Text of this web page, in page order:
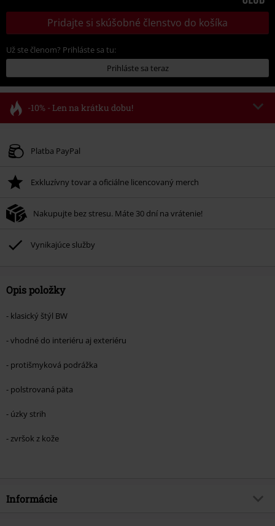
Pridajte si skúšobné členstvo do košíka
Už ste členom? Prihláste sa tu:
Prihláste sa teraz
-10% - Len na krátku dobu!
Platné do 8/11/26
Po zadaní kódu v košíku, sa zľava uplatní automaticky.
Nemožno kombinovať s inými akciovými kódmi. Zľava sa nevzťahuje na:
knihy, médiá, vstupenky, Rammstein, (Till) Lindemann, Böhse Onkelz,
ktorých kúpou podporíte nadáciu.
Platba PayPal
Exkluzívny tovar a oficiálne licencovaný merch
Nakupujte bez stresu. Máte 30 dní na vrátenie!
Vynikajúce služby
Opis položky
- klasický štýl BW
- vhodné do interiéru aj exteriéru
- protišmyková podrážka
- polstrovaná päta
- úzky strih
- zvršok z kože
Informácie